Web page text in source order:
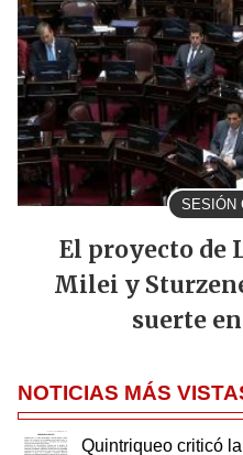
SESIÓN
El proyecto de
Milei y
suerte
NOTICIAS MÁS
Quintriqueo criticó